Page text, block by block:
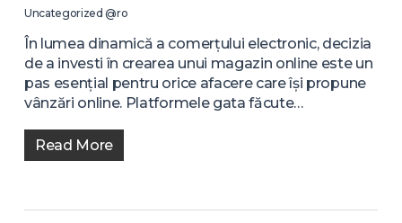
Uncategorized @ro
În lumea dinamică a comerțului electronic, decizia
de a investi în crearea unui magazin online este un
pas esențial pentru orice afacere care își propune
vânzări online. Platformele gata făcute…
Read More